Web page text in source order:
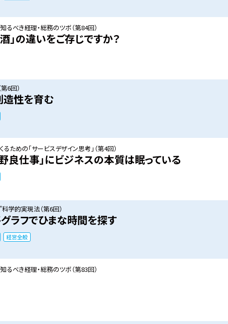
るべき経理・総務のツボ（第84回）
酒」の違いをご存じですか？
6回）
造性を育む
ための「サービスデザイン思考」（第4回）
良仕事」にビジネスの本質は眠っている
学的実現法（第6回）
ラフでひまな時間を探す
経営全般
るべき経理・総務のツボ（第83回）